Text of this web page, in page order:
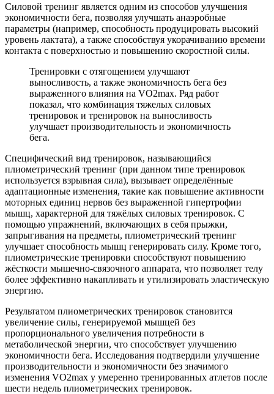
Силовой тренинг является одним из способов улучшения
экономичности бега, позволяя улучшать анаэробные
параметры (например, способность продуцировать высокий
уровень лактата), а также способствуя укорачиванию времени
контакта с поверхностью и повышению скоростной силы.
Тренировки с отягощением улучшают
выносливость, а также экономичность бега без
выраженного влияния на VO2max. Ряд работ
показал, что комбинация тяжелых силовых
тренировок и тренировок на выносливость
улучшает производительность и экономичность
бега.
Специфический вид тренировок, называющийся
плиометрический тренинг (при данном типе тренировок
используется взрывная сила), вызывает определённые
адаптационные изменения, такие как повышение активности
моторных единиц нервов без выраженной гипертрофии
мышц, характерной для тяжёлых силовых тренировок. С
помощью упражнений, включающих в себя прыжки,
запрыгивания на предметы, плиометрический тренинг
улучшает способность мышц генерировать силу. Кроме того,
плиометрические тренировки способствуют повышению
жёсткости мышечно-связочного аппарата, что позволяет телу
более эффективно накапливать и утилизировать эластическую
энергию.
Результатом плиометрических тренировок становится
увеличение силы, генерируемой мышцей без
пропорционального увеличения потребности в
метаболической энергии, что способствует улучшению
экономичности бега. Исследования подтвердили улучшение
производительности и экономичности без значимого
изменения VO2max у умеренно тренированных атлетов после
шести недель плиометрических тренировок.